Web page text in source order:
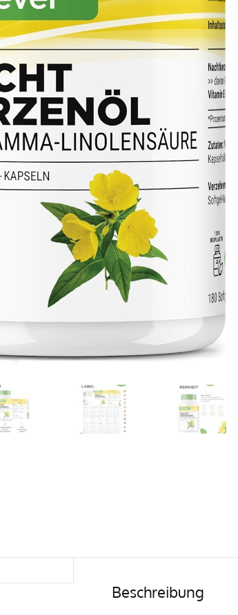
Beschreibung